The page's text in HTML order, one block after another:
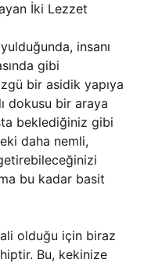
İki Lezzet
insanı
gibi
bir asidik yapıya
dokusu bir araya
beklediğiniz gibi
daha nemli,
bu kadar basit
olduğu için biraz
Bu, kekinize